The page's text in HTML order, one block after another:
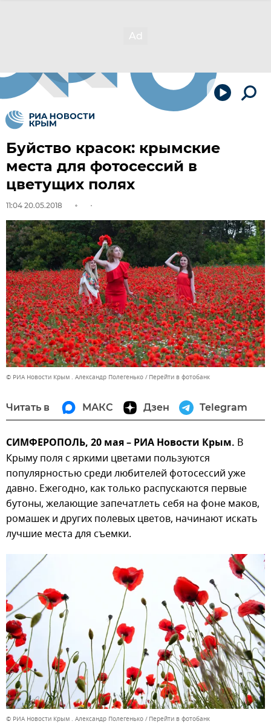
Буйство красок: крымские
места для фотосессий в
цветущих полях
11:04 20.05.2018
© РИА Новости Крым . Александр Полегенько Перейти в фотобанк
Читать в МАКС Дзен Telegram
СИМФЕРОПОЛЬ, 20 мая – РИА Новости Крым. В
Крыму поля с яркими цветами пользуются
популярностью среди любителей фотосессий уже
давно. Ежегодно, как только распускаются первые
бутоны, желающие запечатлеть себя на фоне маков,
ромашек и других полевых цветов, начинают искать
лучшие места для съемки.
© РИА Новости Крым . Александр Полегенько Перейти в фотобанк